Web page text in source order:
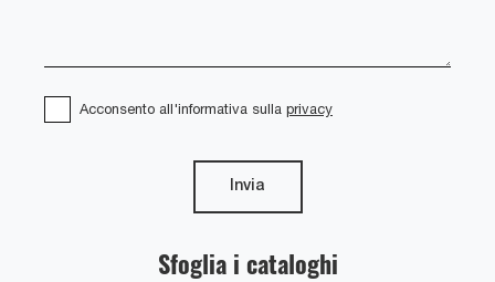
Sfoglia i cataloghi
Acconsento all'informativa sulla privacy
Invia